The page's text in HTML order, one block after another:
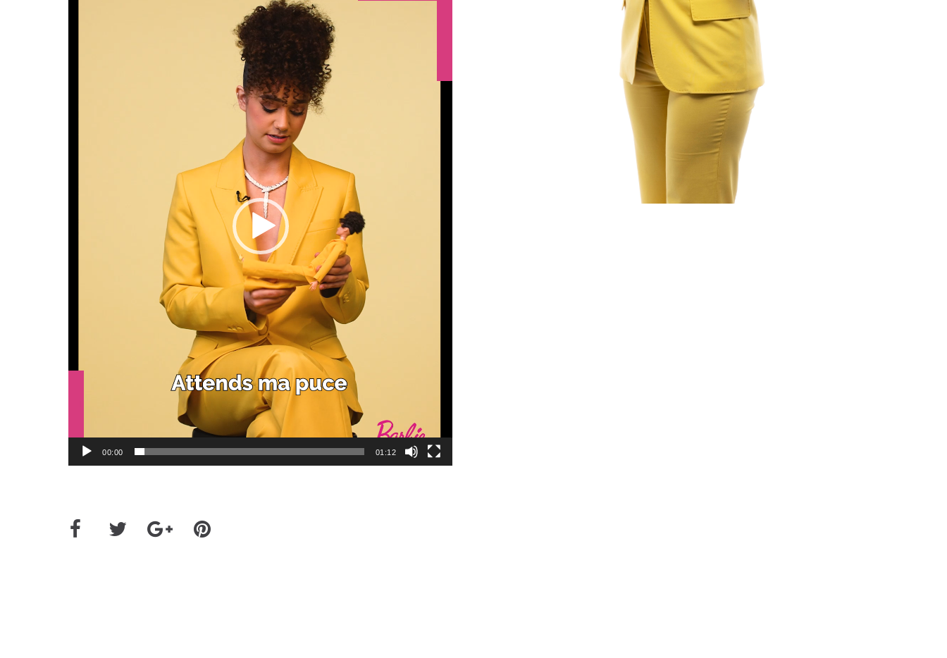
00:00 01:12